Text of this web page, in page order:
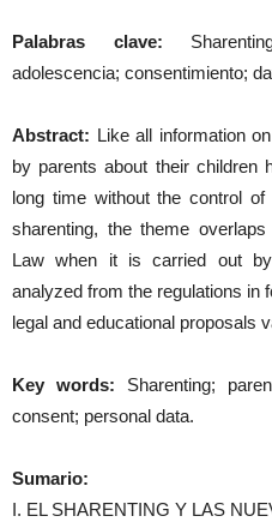
Palabras clave:
adolescencia; consentimiento;
Abstract: Like all information
by parents about their children
long time without the control
sharenting, the theme
Law when it is carried out
analyzed from the regulations in
legal and educational proposals
Key words: Sharenting;
consent; personal data.
Sumario:
I. EL SHARENTING Y LAS